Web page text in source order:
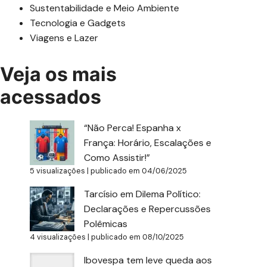
Sustentabilidade e Meio Ambiente
Tecnologia e Gadgets
Viagens e Lazer
Veja os mais
acessados
“Não Perca! Espanha x
França: Horário, Escalações e
Como Assistir!”
5 visualizações | publicado em 04/06/2025
Tarcísio em Dilema Político:
Declarações e Repercussões
Polêmicas
4 visualizações | publicado em 08/10/2025
Ibovespa tem leve queda aos